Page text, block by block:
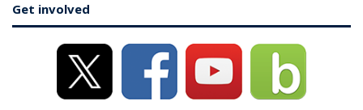
Get involved